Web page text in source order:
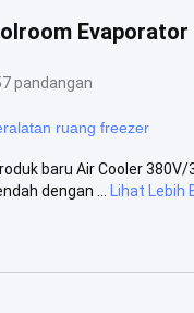
Evaporator
pandangan
ruang freezer
baru Air Cooler
dengan ...
Lihat Lebih